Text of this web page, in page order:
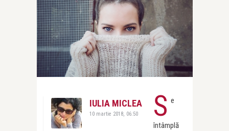
IULIA MICLEA
10 martie 2018, 06:50 S e
întâmplă